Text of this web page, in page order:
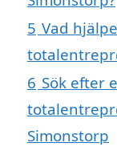
5 Vad
6 Sök efter
Simonstorp